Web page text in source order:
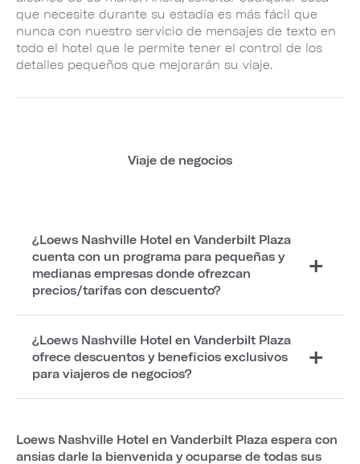
que necesite durante su estadía es más fácil que
nunca con nuestro servicio de mensajes de texto en
todo el hotel que le permite tener el control de los
detalles pequeños que mejorarán su viaje.
Viaje de negocios
¿Loews Nashville Hotel en Vanderbilt Plaza
cuenta con un programa para pequeñas y
medianas empresas donde ofrezcan
precios/tarifas con descuento?
¿Loews Nashville Hotel en Vanderbilt Plaza
ofrece descuentos y beneficios exclusivos
para viajeros de negocios?
Loews Nashville Hotel en Vanderbilt Plaza espera con
ansias darle la bienvenida y ocuparse de todas sus